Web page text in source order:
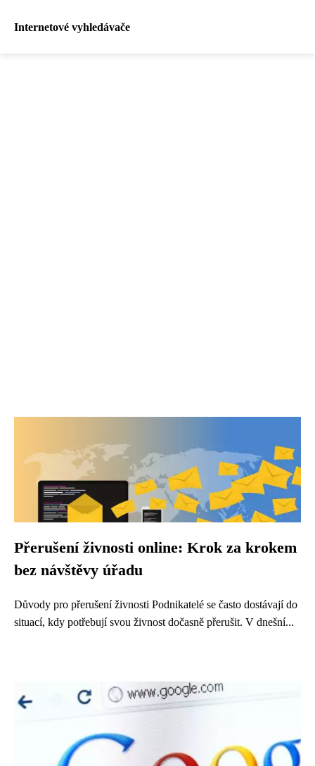
Internetové vyhledávače
Přerušení živnosti online: Krok za krokem
bez návštěvy úřadu
Důvody pro přerušení živnosti Podnikatelé se často dostávají do
situací, kdy potřebují svou živnost dočasně přerušit. V dnešní...